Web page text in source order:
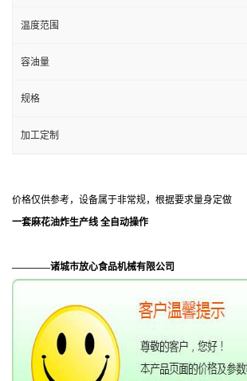
温度范围
容油量
规格
加工定制
价格仅供参考，设备属于非常规，根据要求量身定做
一套麻花油炸生产线 全自动操作
————诸城市放心食品机械有限公司